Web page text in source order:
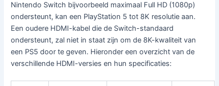
Nintendo Switch bijvoorbeeld maximaal Full HD (1080p)
ondersteunt, kan een PlayStation 5 tot 8K resolutie aan.
Een oudere HDMI-kabel die de Switch-standaard
ondersteunt, zal niet in staat zijn om de 8K-kwaliteit van
een PS5 door te geven. Hieronder een overzicht van de
verschillende HDMI-versies en hun specificaties: